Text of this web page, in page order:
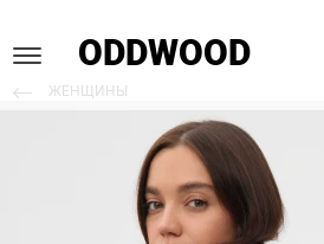
ODDWOOD
ЖЕНЩИНЫ